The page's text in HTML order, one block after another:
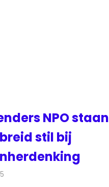
NPO staan
stil bij